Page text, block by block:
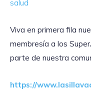
salud
Viva en primera fila
membresía a los
parte de nuestra
https://